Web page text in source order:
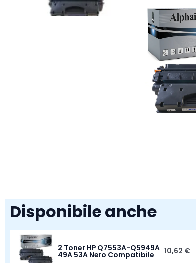
Disponibile anche
2 Toner HP Q7553A-Q5949A
49A 53A Nero Compatibile 10,62 €